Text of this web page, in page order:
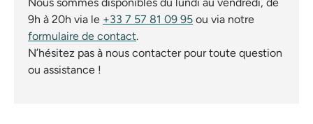
9h à 20h via le +33 7 57 81 09 95 ou via notre
formulaire de contact.
N’hésitez pas à nous contacter pour toute question
ou assistance !